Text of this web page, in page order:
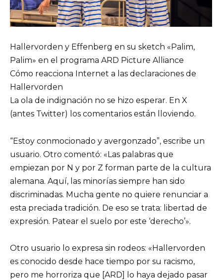
Hallervorden y Effenberg en su sketch «Palim,
Palim» en el programa ARD Picture Alliance
Cómo reacciona Internet a las declaraciones de
Hallervorden
La ola de indignación no se hizo esperar. En X
(antes Twitter) los comentarios están lloviendo.
“Estoy conmocionado y avergonzado”, escribe un
usuario. Otro comentó: «Las palabras que
empiezan por N y por Z forman parte de la cultura
alemana. Aquí, las minorías siempre han sido
discriminadas. Mucha gente no quiere renunciar a
esta preciada tradición. De eso se trata: libertad de
expresión. Patear el suelo por este ‘derecho’».
Otro usuario lo expresa sin rodeos: «Hallervorden
es conocido desde hace tiempo por su racismo,
pero me horroriza que [ARD] lo haya dejado pasar